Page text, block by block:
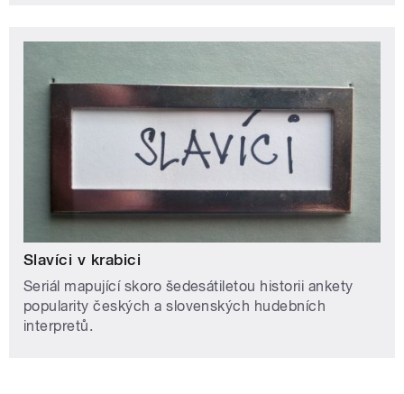
Slavíci v krabici
Seriál mapující skoro šedesátiletou historii ankety
popularity českých a slovenských hudebních
interpretů.